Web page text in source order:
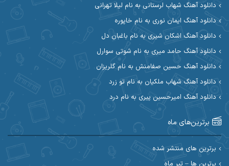
آوات بوکانی آوات یگانه
آیت احمدنژاد
ابراهیم شمس ابوالحسن جاویدان
ابی حسینی
احسان آیینفر
احسان امیدوار
احسان حیدری احسان دریادل
دانلود آهنگ شهاب لرستانی به نام لیلا تهرانی
دانلود آهنگ ایمان نوری به نام خاپوره
دانلود آهنگ اشکان شیری به نام باغبان دل
دانلود آهنگ حامد میری به نام شوتی سوارل
دانلود آهنگ حسین صفامنش به نام گلریزان
دانلود آهنگ شهاب ملکیان به نام تو زرد
دانلود آهنگ امیرحسین پیری به نام درد
برترین‌های ماه
برترین های منتشر شده
برترین ها – تیر ماه